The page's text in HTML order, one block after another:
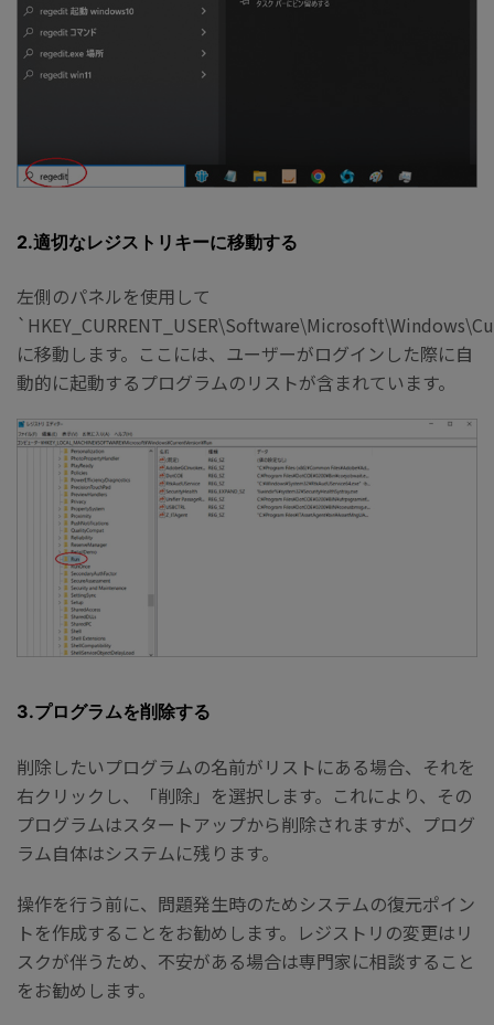
2.適切なレジストリキーに移動する
左側のパネルを使用して
に移動します。ここには、ユーザーがログインした際に自
動的に起動するプログラムのリストが含まれています。
3.プログラムを削除する
削除したいプログラムの名前がリストにある場合、それを
右クリックし、「削除」を選択します。これにより、その
プログラムはスタートアップから削除されますが、プログ
ラム自体はシステムに残ります。
操作を行う前に、問題発生時のためシステムの復元ポイン
トを作成することをお勧めします。レジストリの変更はリ
スクが伴うため、不安がある場合は専門家に相談すること
をお勧めします。